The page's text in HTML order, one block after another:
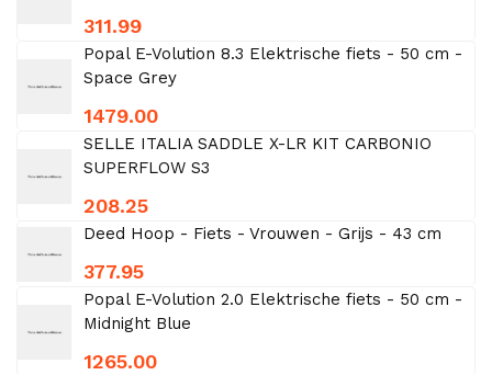
311.99
Popal E-Volution 8.3 Elektrische fiets - 50 cm -
Space Grey
1479.00
SELLE ITALIA SADDLE X-LR KIT CARBONIO
SUPERFLOW S3
208.25
Deed Hoop - Fiets - Vrouwen - Grijs - 43 cm
377.95
Popal E-Volution 2.0 Elektrische fiets - 50 cm -
Midnight Blue
1265.00